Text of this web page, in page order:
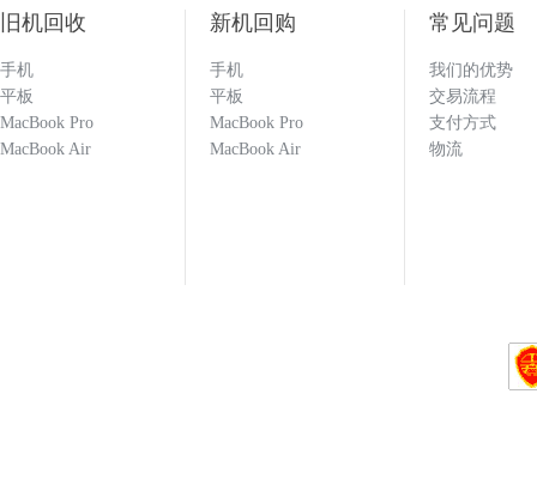
不错的回收，不过没有第一次的小伙痛快
估价比其他平台高 打款效率快 机器回收找
常见问题
我们的优势
交易流程
支付方式
物流
新机回购
手机
平板
MacBook Pro
MacBook Air
旧机回收
手机
平板
MacBook Pro
MacBook Air